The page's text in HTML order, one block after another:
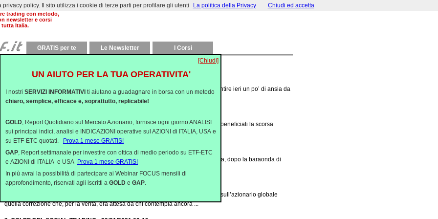
2000 aiutiamo a
trading con metodo,
newsletter e corsi
tutta Italia.
GRATIS per te Le Newsletter I Corsi
Il rimbalzo corposo dei mercati nei primi giorni della settimana ha cominciato a sentire ieri un po’ di ansia da
prestazione, con l’avvicinarsi ai massimi storici da parte di Wall Stree...
L’effetto WallStreetBets ieri si è ulteriormente sgonfiato. I titoli “ciofeca” americani, beneficiati la scorsa
settimana dal raid speculativo dei “nuovi barbari&rdqu...
I RIVOLUZIONARI SI CALMANO, IL MERCATO RIFLETTE - 02/02/2021 09:00
Il week-end ed il cambio di mese sembrano aver aiutato il mercato a voltare pagina, dopo la baraonda di
LA CORREZIONE E' TRA NOI. CACCIA AL COLPEVOLE - 01/02/2021 09:15
Il mese di Gennaio si è concluso in modo alquanto turbolento e caotico, portando sull’azionario globale
quella correzione che, per la verità, era attesa da chi contempla ancora ...
[Chiudi]
UN AIUTO PER LA TUA OPERATIVITA'
I nostri SERVIZI INFORMATIVI ti aiutano a guadagnare in borsa con un metodo
chiaro, semplice, efficace e, soprattutto, replicabile!
GOLD, Report Quotidiano sul Mercato Azionario, fornisce ogni giorno ANALISI
sui principai indici, analisi e INDICAZIONI operative sul AZIONI di ITALIA, USA e
su ETF-ETC quotati.
Prova 1 mese GRATIS!
GAP, Report settimanale per investire con ottica di medio periodo su ETF-ETC
e AZIONI di ITALIA e USA Prova 1 mese GRATIS!
In più avrai la possibilità di partecipare ai Webinar FOCUS mensili di
approfondimento, riservati agli iscritti a GOLD e GAP.
privacy policy. Il sito utilizza i cookie di terze parti per profilare gli utenti La politica della Privacy Chiudi ed accetta